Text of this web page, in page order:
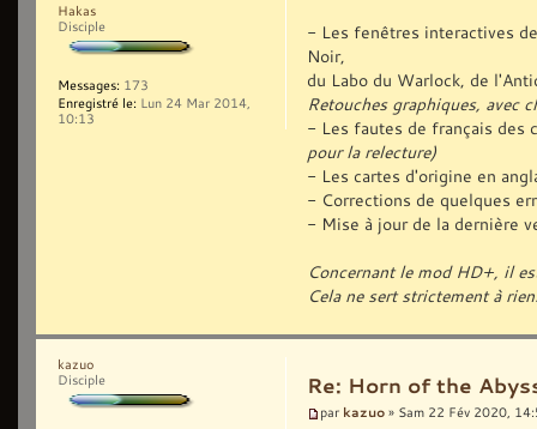
- Les fenêtres interactives
Noir,
du Labo du Warlock, de
Retouches graphiques, avec
- Les fautes de français des
pour la relecture)
- Les cartes d'origine en
- Corrections de quelques
- Mise à jour de la dernière
Concernant le mod HD+, il
Cela ne sert strictement à
Hakas
Disciple
Messages: 173
Enregistré le: Lun 24 Mar 2014,
10:13
Re: Horn of the
par kazuo » Sam 22 Fév 2020,
kazuo
Disciple